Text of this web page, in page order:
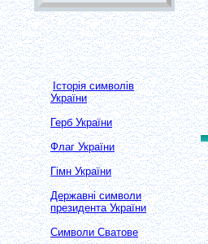
Історія символів
України
Герб України
Флаг України
Гімн України
Державні символи
президента України
Символи Сватове